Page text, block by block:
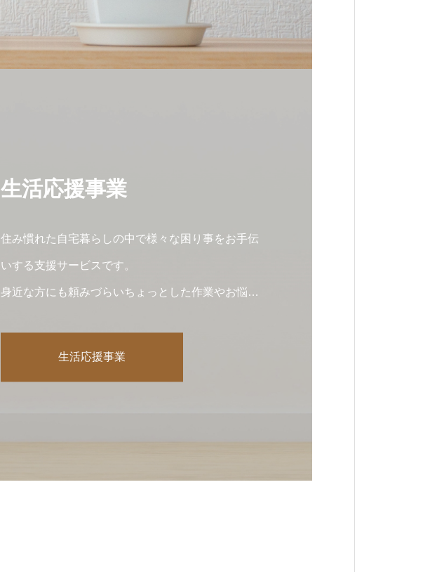
生活応援事業
住み慣れた自宅暮らしの中で様々な困り事をお手伝
いする支援サービスです。
身近な方にも頼みづらいちょっとした作業やお悩み
生活応援事業